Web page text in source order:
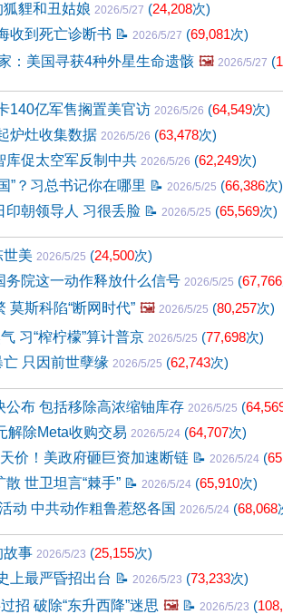
貍和丑姑娘 2026/5/27 (24,208次)
收到死亡诊断书 📝 2026/5/27 (69,081次)
：美国寻获4种外星生命遗骸 🖼️ 2026/5/27 (
140亿军售搁置美官访 2026/5/26 (64,549次)
炉灶收集数据 2026/5/26 (63,478次)
库促太空军反制中共 2026/5/26 (62,249次)
”？习总书记你在哪里 📝 2026/5/25 (66,386次)
印朝领导人 习很丢脸 📝 2026/5/25 (65,569次)
世美 2026/5/25 (24,500次)
务院这一动作释放什么信号 2026/5/25 (67,766
莫斯科陷“断网时代” 🖼️ 2026/5/25 (80,257次)
习“榨柠檬”算计普京 2026/5/25 (77,698次)
只因前世孽缘 2026/5/25 (62,743次)
公布 包括移除高浓缩铀库存 2026/5/25 (
解除Meta收购交易 2026/5/24 (64,707次)
价！美政府砸巨资加速断链 📝 2026/5/24 (
世卫坦言“棘手” 📝 2026/5/24 (65,910次)
动 中共动作粗鲁惹怒各国 2026/5/24 (68,068
故事 2026/5/23 (25,155次)
上最严昏招出台 📝 2026/5/23 (73,233次)
招 破除“东升西降”迷思 🖼️ 📝 2026/5/23 (